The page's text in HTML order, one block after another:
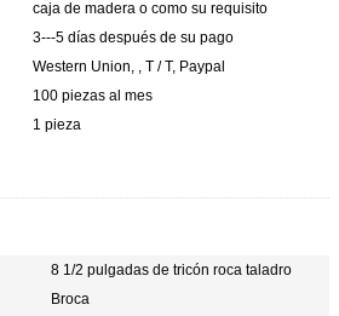
caja de madera o como su requisito
3---5 días después de su pago
Western Union, , T / T, Paypal
100 piezas al mes
1 pieza
8 1/2 pulgadas de tricón roca taladro
Broca